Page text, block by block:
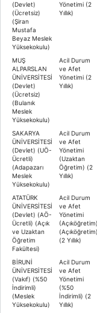
(Devlet)
(Ücretsiz)
(Şiran
Mustafa
Beyaz Meslek
Yüksekokulu)
Yönetimi (2
Yıllık)
MUŞ
ALPARSLAN
ÜNİVERSİTESİ
(Devlet)
(Ücretsiz)
(Bulanık
Meslek
Yüksekokulu)
Acil Durum
ve Afet
Yönetimi (2
Yıllık)
SAKARYA
ÜNİVERSİTESİ
(Devlet) (UÖ-
Ücretli)
(Adapazarı
Meslek
Yüksekokulu)
Acil Durum
ve Afet
Yönetimi
(Uzaktan
Öğretim) (2
Yıllık)
ATATÜRK
ÜNİVERSİTESİ
(Devlet) (AÖ-
Ücretli) (Açık
ve Uzaktan
Öğretim
Fakültesi)
Acil Durum
ve Afet
Yönetimi
(Açıköğretim)
(Açıköğretim)
(2 Yıllık)
BİRUNİ
ÜNİVERSİTESİ
(Vakıf) (%50
İndirimli)
(Meslek
Yüksekokulu)
Acil Durum
ve Afet
Yönetimi
(%50
İndirimli) (2
Yıllık)